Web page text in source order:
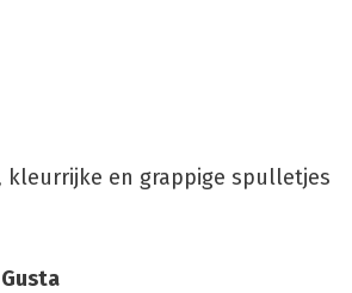
kleurrijke en grappige spulletjes